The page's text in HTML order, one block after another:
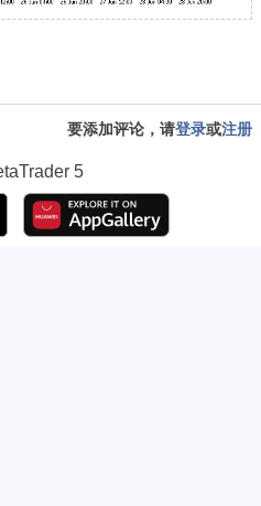
要添加评论，请登录或注册
5